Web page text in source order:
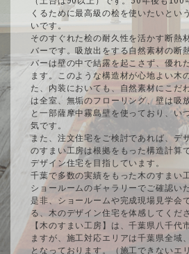
くるために最高級の桧を使いたいとい
いです。
そのすぐれた桧の耐久性を活かす断熱
バーです。吸放出をする自然素材の断
バーは壁の中で結露を起こさず、優れ
ます。このような構造材が心地よい木
た、内装においても、自然素材にこだ
は全室、無垢のフローリング、壁は吸
と一部薩摩中霧島壁を使っており、い
気です。
また、注文住宅をご検討であれば、デ
のすまい工房は根拠をもった構造計算
デザイン住宅を目指しています。
千葉で多数の実績をもった木のすまい
ショールームのギャラリーでご確認い
是非、ショールームや完成現場見学会
る、木のデザイン住宅を体感してくださ
【木のすまい工房】は、千葉県八千代
ますが、施工対応エリアは千葉県全域
となっております。（施工できないエ